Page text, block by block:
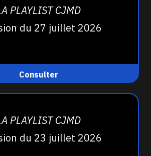
PLAYLIST CJMD
du 27 juillet 2026
Consulter
PLAYLIST CJMD
du 23 juillet 2026